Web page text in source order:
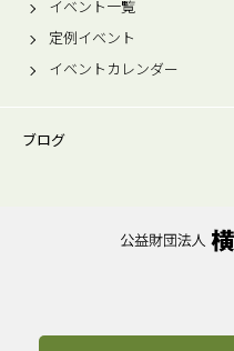
イベント一覧
定例イベント
イベントカレンダー
ブログ